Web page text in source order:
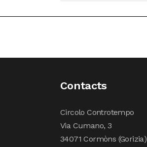
Contacts
Circolo Controtempo
Via Cumano, 3
34071 Cormòns (Gorizia)